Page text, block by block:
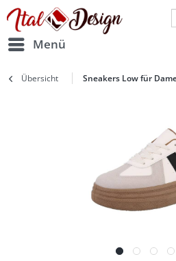
Zur Hauptnavigation springen Zum
Menü
Übersicht Sneakers Low für